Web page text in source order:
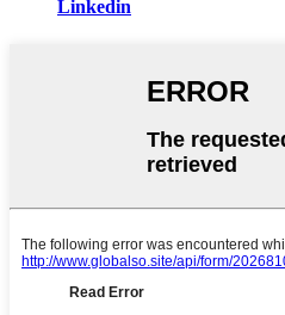
Linkedin